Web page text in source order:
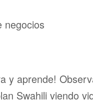
negocios
y aprende!
Swahili viendo